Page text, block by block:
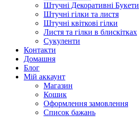
Штучні Декоративні Букети
Штучні гілки та листя
Штучні квіткові гілки
Листя та гілки в блискітках
Сукуленти
Контакти
Домашня
Блог
Мій аккаунт
Магазин
Кошик
Оформлення замовлення
Список бажань